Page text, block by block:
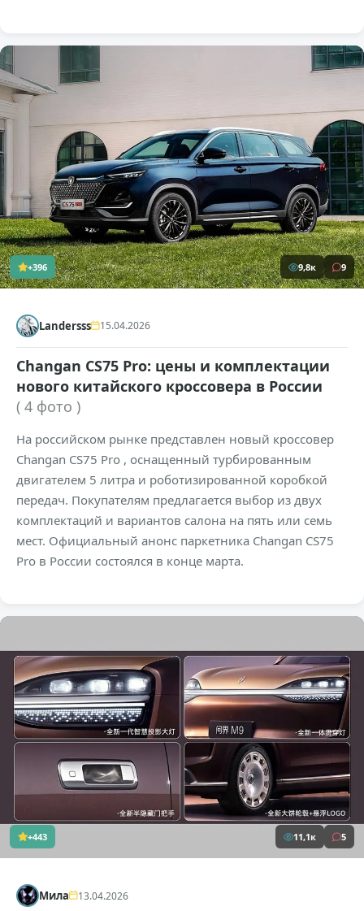
+396 9,8к 9
Landersss 15.04.2026
Changan CS75 Pro: цены и комплектации
нового китайского кроссовера в России
( 4 фото )
На российском рынке представлен новый кроссовер
Changan CS75 Pro , оснащенный турбированным
двигателем 5 литра и роботизированной коробкой
передач. Покупателям предлагается выбор из двух
комплектаций и вариантов салона на пять или семь
мест. Официальный анонс паркетника Changan CS75
Pro в России состоялся в конце марта.
+443 11,1к 5
Мила 13.04.2026